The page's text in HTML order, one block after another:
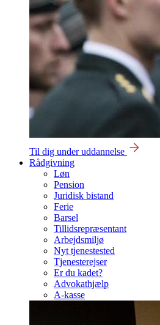
Til dig under uddannelse
Rådgivning
Løn
Pension
Juridisk bistand
Ferie
Barsel
Tillidsrepræsentant
Arbejdsmiljø
Nyt tjenestested
Tjenesterejser
Er du kadet?
Advokathjælp
A-kasse